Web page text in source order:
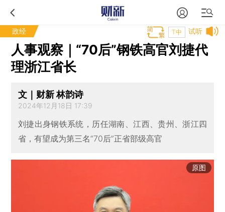
政经 试听
T中
人事观察｜“70后”钢铁高官刘捷代
理浙江省长
文｜财新 林韵诗
2024年12月18日 17:39
刘捷出身钢铁系统，历任湖南、江西、贵州、浙江四
省，有望成为第三名“70后”正省部级高官
原图